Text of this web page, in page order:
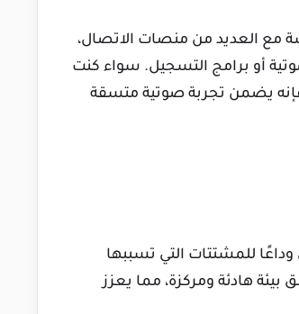
مع العديد من منصات الاتصال،
أو برامج التسجيل. سواء كنت
يضمن تجربة صوتية متسقة
للمشتتات التي تسببها
هادئة ومركزة، مما يعزز